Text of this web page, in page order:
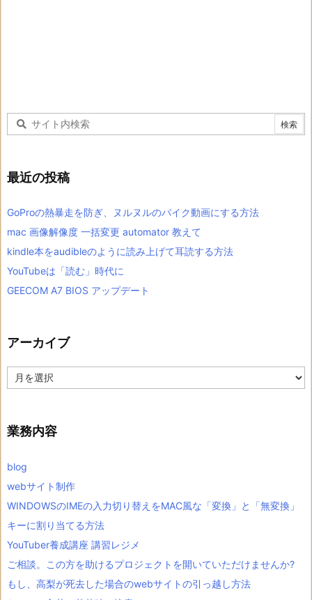
最近の投稿
GoProの熱暴走を防ぎ、ヌルヌルのバイク動画にする方法
mac 画像解像度 一括変更 automator 教えて
kindle本をaudibleのように読み上げて耳読する方法
YouTubeは「読む」時代に
GEECOM A7 BIOS アップデート
アーカイブ
ー
ブ
業務内容
blog
webサイト制作
WINDOWSのIMEの入力切り替えをMAC風な「変換」と「無変換」
キーに割り当てる方法
YouTuber養成講座 講習レジメ
ご相談。この方を助けるプロジェクトを開いていただけませんか?
もし、高梨が死去した場合のwebサイトの引っ越し方法